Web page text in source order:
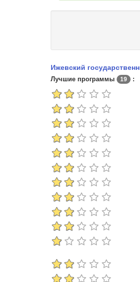
Ижевский
Лучшие программы 19 :